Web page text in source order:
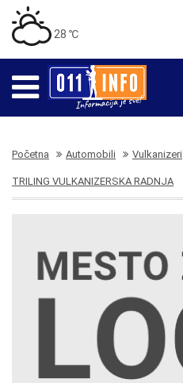
28 ℃
Početna Automobili Vulkanizeri
TRILING VULKANIZERSKA RADNJA